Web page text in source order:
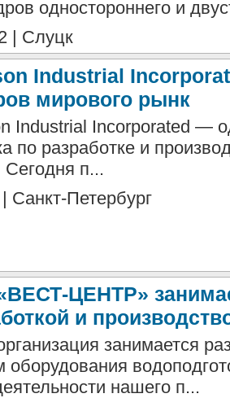
одностороннего и
| Слуцк
Industrial
мирового рынк
Industrial Incorporated —
по разработке и
Сегодня п...
Санкт-Петербург
ЦЕНТР»
и
занимается
оборудования
нашего п...